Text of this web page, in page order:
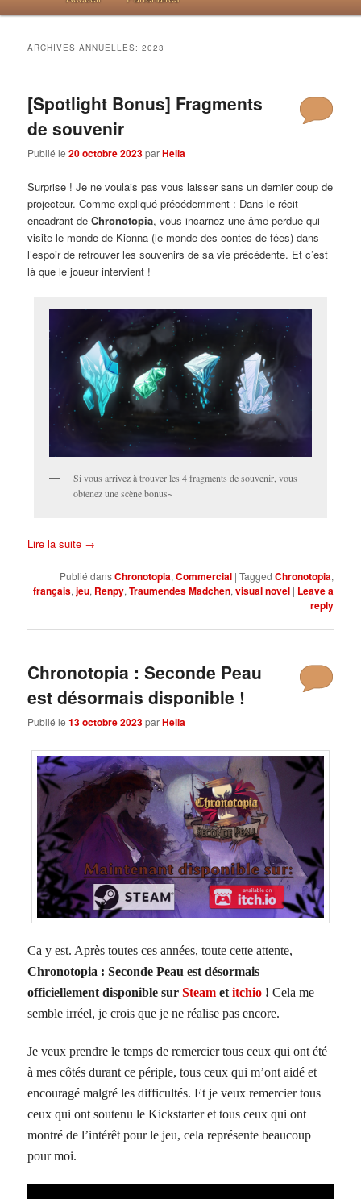
ARCHIVES ANNUELLES:2023
[Spotlight Bonus] Fragments
de souvenir
Publié le20 octobre 2023parHelia
Surprise ! Je ne voulais pas vous laisser sans un dernier coup de
projecteur. Comme expliqué précédemment : Dans le récit
encadrant deChronotopia, vous incarnez une âme perdue qui
visite le monde de Kionna (le monde des contes de fées) dans
l’espoir de retrouver les souvenirs de sa vie précédente. Et c’est
là que le joueur intervient !
Si vous arrivez à trouver les 4 fragments de souvenir, vous
obtenez une scène bonus~
Lire la suite →
Publié dansChronotopia, Commercial | Tagged Chronotopia,
français, jeu, Renpy, Traumendes Madchen, visual novel | Leave a
reply
Chronotopia : Seconde Peau
est désormais disponible !
Publié le13 octobre 2023parHelia
Ca y est. Après toutes ces années, toute cette attente,
Chronotopia : Seconde Peau est désormais
officiellement disponible surSteam etitchio ! Cela me
semble irréel, je crois que je ne réalise pas encore.
Je veux prendre le temps de remercier tous ceux qui ont été
à mes côtés durant ce périple, tous ceux qui m’ont aidé et
encouragé malgré les difficultés. Et je veux remercier tous
ceux qui ont soutenu le Kickstarter et tous ceux qui ont
montré de l’intérêt pour le jeu, cela représente beaucoup
pour moi.